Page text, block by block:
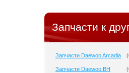
Запчасти к
Запчасти Daewoo Arcadia (
Запчасти Daewoo BH (